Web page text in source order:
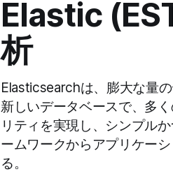
Elastic
析
Elasticsearchは、膨大な量
新しいデータベースで、多
リティを実現し、シンプル
ームワークからアプリケー
る。